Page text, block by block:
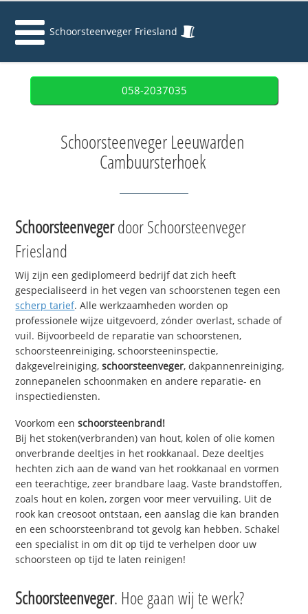
Schoorsteenveger Friesland
058-2037035
Schoorsteenveger Leeuwarden
Cambuursterhoek
Schoorsteenvegerdoor Schoorsteenveger
Friesland
Wij zijn een gediplomeerd bedrijf dat zich heeft
gespecialiseerd in het vegen van schoorstenen tegen een
scherp tarief. Alle werkzaamheden worden op
professionele wijze uitgevoerd, zónder overlast, schade of
vuil. Bijvoorbeeld de reparatie van schoorstenen,
schoorsteenreiniging, schoorsteeninspectie,
dakgevelreiniging,schoorsteenveger, dakpannenreiniging,
zonnepanelen schoonmaken en andere reparatie- en
inspectiediensten.
Voorkom eenschoorsteenbrand!
Bij het stoken(verbranden) van hout, kolen of olie komen
onverbrande deeltjes in het rookkanaal. Deze deeltjes
hechten zich aan de wand van het rookkanaal en vormen
een teerachtige, zeer brandbare laag. Vaste brandstoffen,
zoals hout en kolen, zorgen voor meer vervuiling. Uit de
rook kan creosoot ontstaan, een aanslag die kan branden
en een schoorsteenbrand tot gevolg kan hebben. Schakel
een specialist in om dit op tijd te verhelpen door uw
schoorsteen op tijd te laten reinigen!
Schoorsteenveger. Hoe gaan wij te werk?